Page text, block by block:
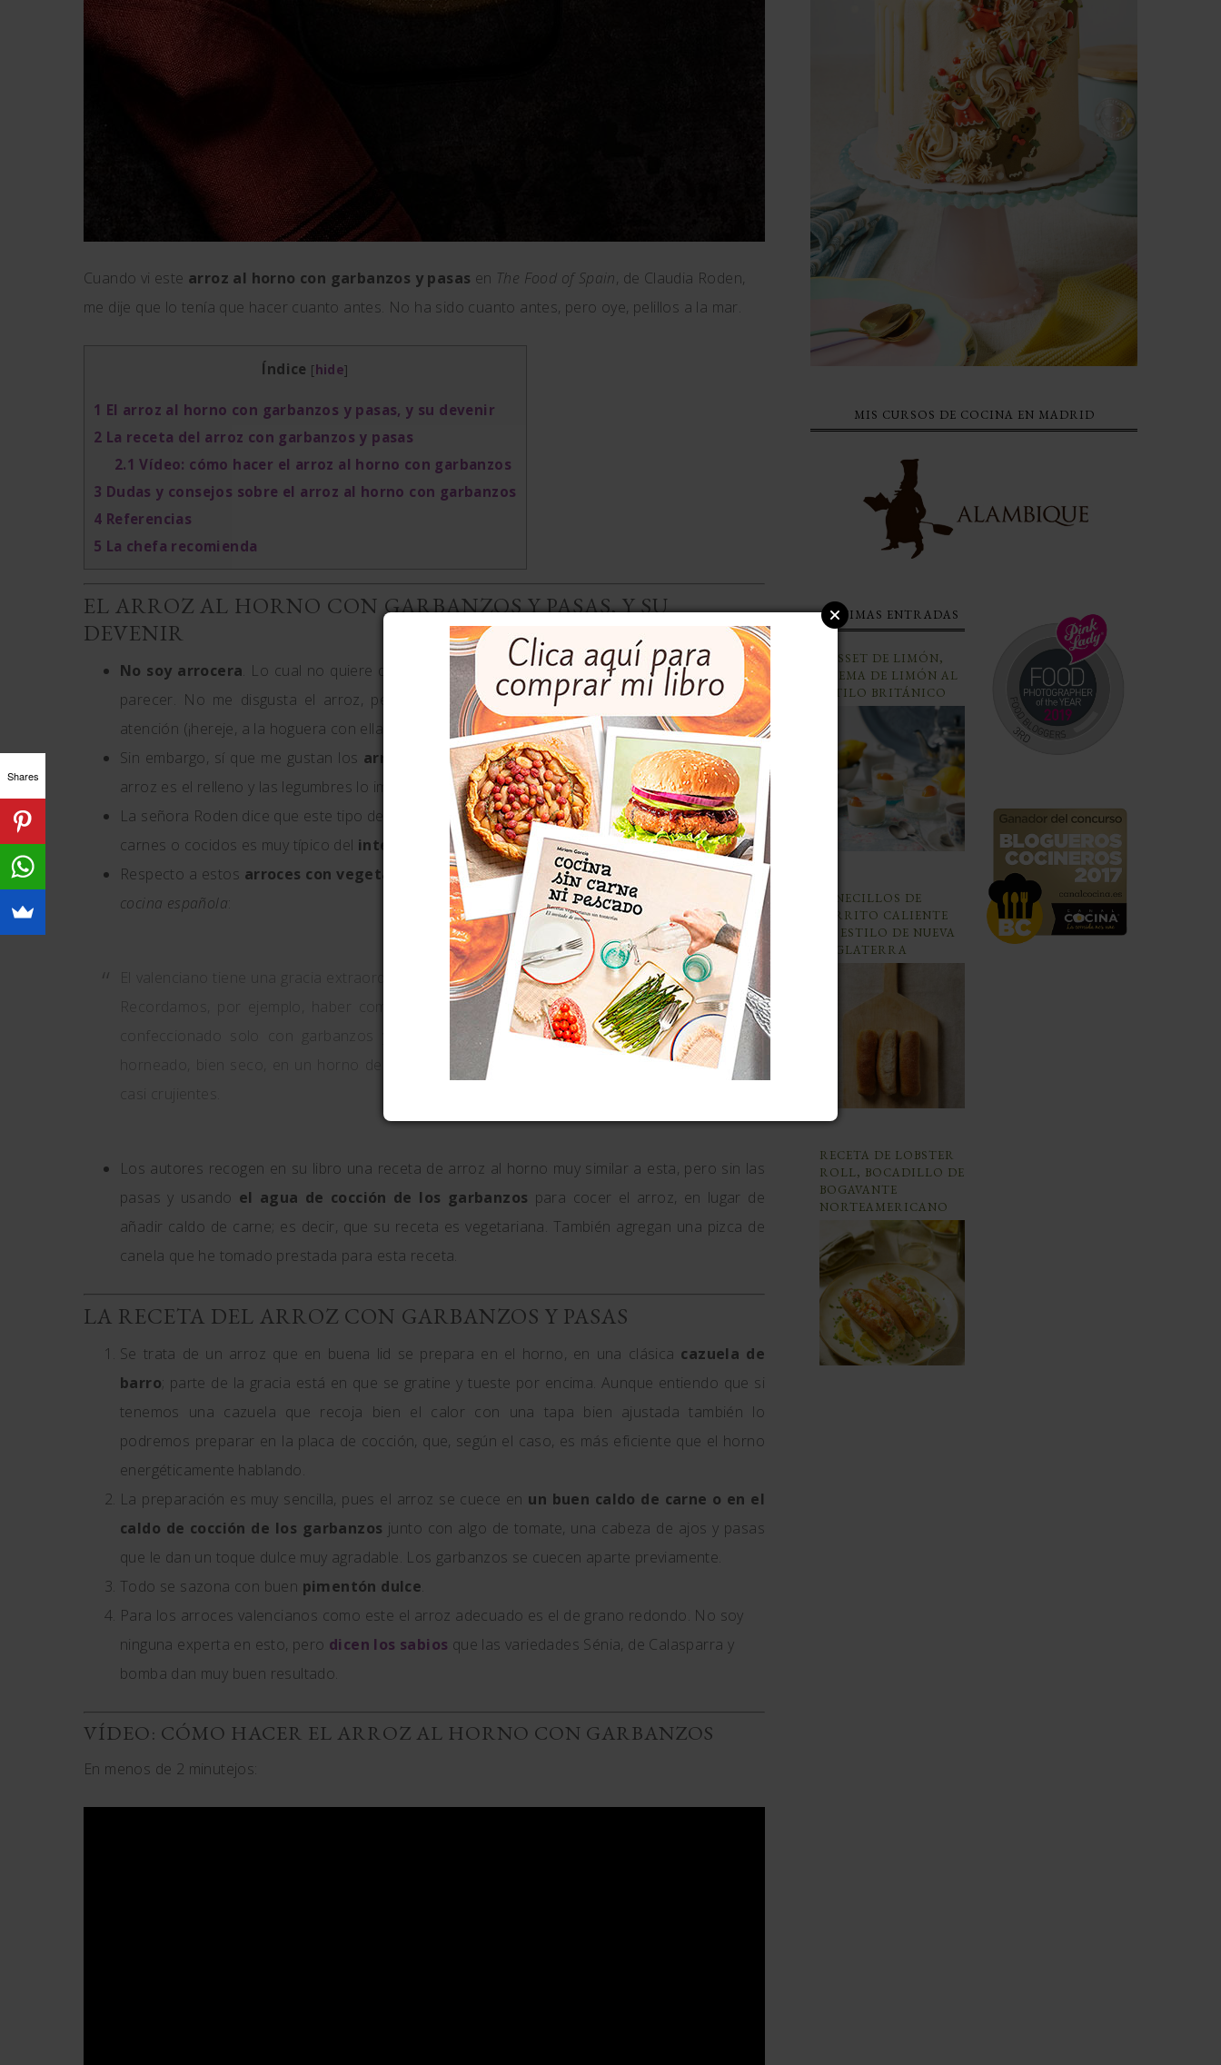
Cuando vi este arroz al horno con garbanzos y pasas en The Food of Spain, de Claudia Roden,
me dije que lo tenía que hacer cuanto antes. No ha sido cuanto antes, pero oye, pelillos a la mar.
Índice [hide]
1 El arroz al horno con garbanzos y pasas, y su devenir
2 La receta del arroz con garbanzos y pasas
2.1 Vídeo: cómo hacer el arroz al horno con garbanzos
3 Dudas y consejos sobre el arroz al horno con garbanzos
4 Referencias
5 La chefa recomienda
EL ARROZ AL HORNO CON GARBANZOS Y PASAS, Y SU
DEVENIR
No soy arrocera. Lo cual no quiere decir que pasado mañana no me dé el aire y cambie de
parecer. No me disgusta el arroz, pero hay muchos platos que me llaman mucho más la
atención (¡hereje, a la hoguera con ella!).
Sin embargo, sí que me gustan los arroces con legumbres, como el famoso empedrado. El
arroz es el relleno y las legumbres lo importante (¡anatema!).
La señora Roden dice que este tipo de arroz que se prepara con caldo de pucheros de
carnes o cocidos es muy típico del interior de la Comunidad Valenciana.
Respecto a estos arroces con vegetales dicen Néstor Luján y Juan Perucho en
El libro de la
cocina española:
El valenciano tiene una gracia extraordinaria para realizarlos con los mínimos elementos.
Recordamos, por ejemplo, haber comido en casas de campesinos un arroz al horno
confeccionado solo con garbanzos y tomates cortados en dos rojos hemisferios y
horneado, bien seco, en un horno de pan. Delicioso arroz de granos sueltos, dorados,
casi crujientes.
Los autores recogen en su libro una receta de arroz al horno muy similar a esta, pero sin las
pasas y usando el agua de cocción de los garbanzos para cocer el arroz, en lugar de
añadir caldo de carne; es decir, que su receta es vegetariana. También agregan una pizca de
canela que he tomado prestada para esta receta.
LA RECETA DEL ARROZ CON GARBANZOS Y PASAS
Se trata de un arroz que en buena lid se prepara en el horno, en una clásica cazuela de
barro; parte de la gracia está en que se gratine y tueste por encima. Aunque entiendo que si
tenemos una cazuela que recoja bien el calor con una tapa bien ajustada también lo
podremos preparar en la placa de cocción, que, según el caso, es más eficiente que el horno
energéticamente hablando.
La preparación es muy sencilla, pues el arroz se cuece en un buen caldo de carne o en el
caldo de cocción de los garbanzos junto con algo de tomate, una cabeza de ajos y pasas
que le dan un toque dulce muy agradable. Los garbanzos se cuecen aparte previamente.
Todo se sazona con buen pimentón dulce.
Para los arroces valencianos como este el arroz adecuado es el de grano redondo. No soy
ninguna experta en esto, pero dicen los sabios que las variedades Sénia, de Calasparra y
bomba dan muy buen resultado.
VÍDEO: CÓMO HACER EL ARROZ AL HORNO CON GARBANZOS
En menos de 2 minutejos:
MIS CURSOS DE COCINA EN MADRID
ÚLTIMAS ENTRADAS
POSSET DE LIMÓN,
CREMA DE LIMÓN AL
ESTILO BRITÁNICO
PANECILLOS DE
PERRITO CALIENTE
AL ESTILO DE NUEVA
INGLATERRA
RECETA DE LOBSTER
ROLL, BOCADILLO DE
BOGAVANTE
NORTEAMERICANO
Shares